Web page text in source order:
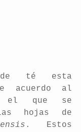
té esta
acuerdo al
el que se
. Estos